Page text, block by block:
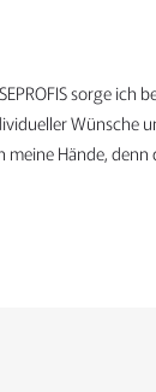
sorge
Wünsche
Hände,